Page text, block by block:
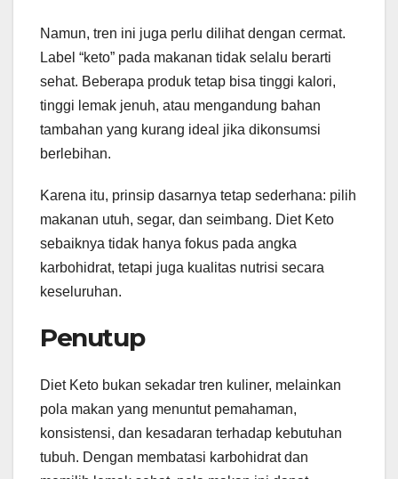
Namun, tren ini juga perlu dilihat dengan cermat.
Label “keto” pada makanan tidak selalu berarti
sehat. Beberapa produk tetap bisa tinggi kalori,
tinggi lemak jenuh, atau mengandung bahan
tambahan yang kurang ideal jika dikonsumsi
berlebihan.
Karena itu, prinsip dasarnya tetap sederhana: pilih
makanan utuh, segar, dan seimbang. Diet Keto
sebaiknya tidak hanya fokus pada angka
karbohidrat, tetapi juga kualitas nutrisi secara
keseluruhan.
Penutup
Diet Keto bukan sekadar tren kuliner, melainkan
pola makan yang menuntut pemahaman,
konsistensi, dan kesadaran terhadap kebutuhan
tubuh. Dengan membatasi karbohidrat dan